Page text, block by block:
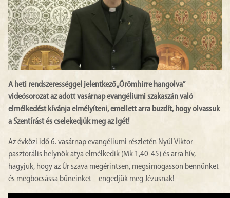
A heti rendszerességgel jelentkező „Örömhírre hangolva”
videósorozat az adott vasárnap evangéliumi szakaszán való
elmélkedést kívánja elmélyíteni, emellett arra buzdít, hogy olvassuk
a Szentírást és cselekedjük meg az Igét!
Az évközi idő 6. vasárnap evangéliumi részletén Nyúl Viktor
pasztorális helynök atya elmélkedik (Mk 1,40-45) és arra hív,
hagyjuk, hogy az Úr szava megérintsen, megsimogasson bennünket
és megbocsássa bűneinket – engedjük meg Jézusnak!